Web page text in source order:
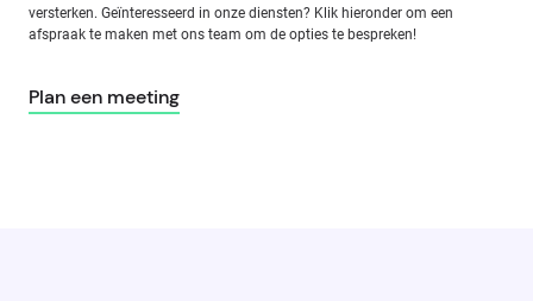
versterken. Geïnteresseerd in onze diensten? Klik hieronder om een
afspraak te maken met ons team om de opties te bespreken!
Plan een meeting